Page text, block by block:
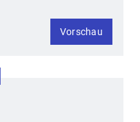
Vorschau